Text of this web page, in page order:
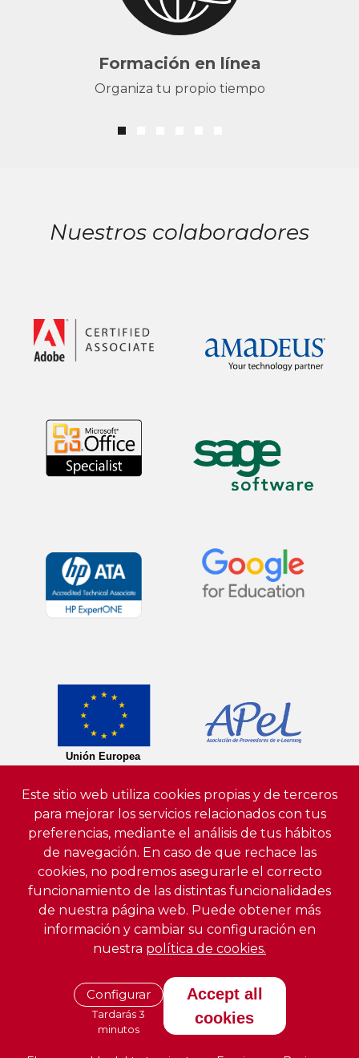
Formación en línea
Organiza tu propio tiempo
Nuestros colaboradores
Este sitio web utiliza cookies propias y de terceros
para mejorar los servicios relacionados con tus
preferencias, mediante el análisis de tus hábitos
de navegación. En caso de que rechace las
cookies, no podremos asegurarle el correcto
funcionamiento de las distintas funcionalidades
de nuestra página web. Puede obtener más
información y cambiar su configuración en
nuestra política de cookies.
Configurar
Tardarás 3
minutos
Accept all
cookies